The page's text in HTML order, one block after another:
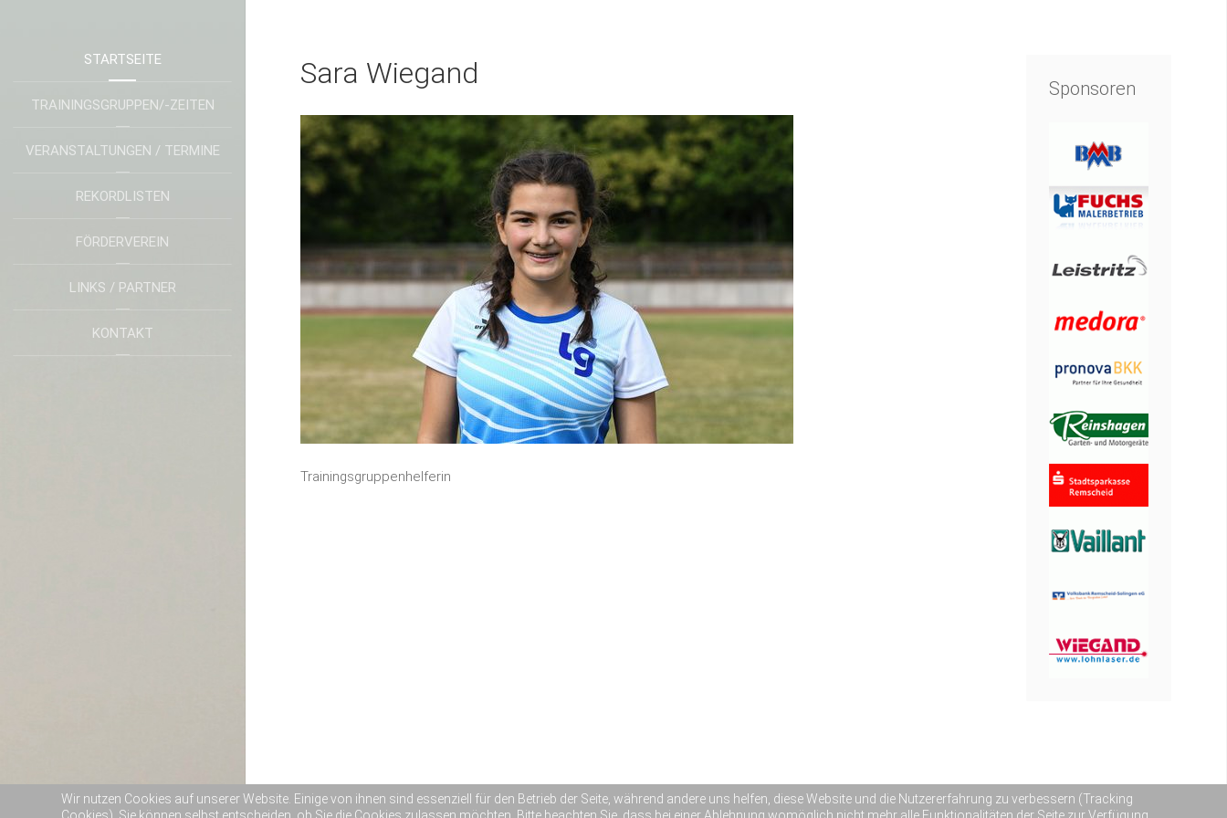
STARTSEITE
TRAININGSGRUPPEN/-ZEITEN
VERANSTALTUNGEN / TERMINE
REKORDLISTEN
FÖRDERVEREIN
LINKS / PARTNER
KONTAKT
Sara Wiegand
Trainingsgruppenhelferin
Sponsoren
Wir nutzen Cookies auf unserer Website. Einige von ihnen sind essenziell für den Betrieb der Seite, während andere uns helfen, diese Website und die Nutzererfahrung zu verbessern (Tracking